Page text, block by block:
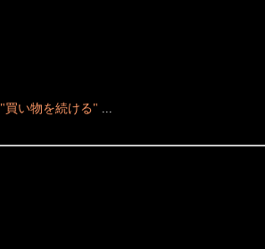
"買い物を続ける" ...